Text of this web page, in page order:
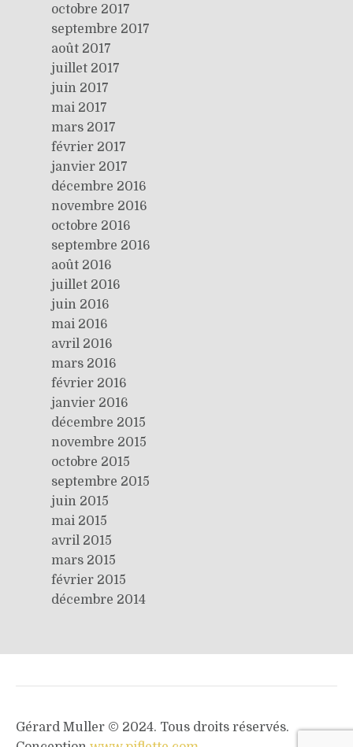
octobre 2017
septembre 2017
août 2017
juillet 2017
juin 2017
mai 2017
mars 2017
février 2017
janvier 2017
décembre 2016
novembre 2016
octobre 2016
septembre 2016
août 2016
juillet 2016
juin 2016
mai 2016
avril 2016
mars 2016
février 2016
janvier 2016
décembre 2015
novembre 2015
octobre 2015
septembre 2015
juin 2015
mai 2015
avril 2015
mars 2015
février 2015
décembre 2014
Gérard Muller © 2024. Tous droits réservés.